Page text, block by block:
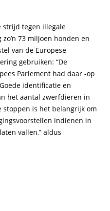
strijd tegen illegale
73 miljoen honden en
van de Europese
gebruiken: “De
Parlement had daar -op
identificatie en
het aantal zwerfdieren in
stoppen is het belangrijk om
indienen in
vallen,” aldus